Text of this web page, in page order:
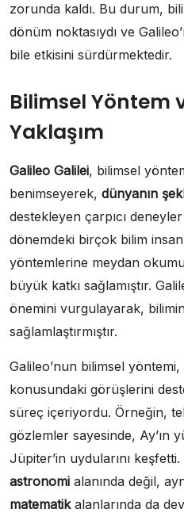
zorunda kaldı. Bu durum,
dönüm noktasıydı ve
bile etkisini sürdürmektedir.
Bilimsel Yöntem
Yaklaşım
Galileo Galilei, bilimsel
benimseyerek, dünyanın
destekleyen çarpıcı
dönemdeki birçok bilim
yöntemlerine meydan
büyük katkı sağlamıştır.
önemini vurgulayarak,
sağlamlaştırmıştır.
Galileo’nun bilimsel yöntemi,
konusundaki görüşlerini
süreç içeriyordu. Örneğin,
gözlemler sayesinde, Ay’ın
Jüpiter’in uydularını
astronomi alanında değil,
matematikalanlarında da